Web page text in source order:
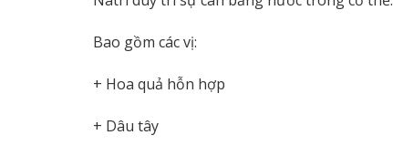
Bao gồm các vị:
+ Hoa quả hỗn hợp
+ Dâu tây